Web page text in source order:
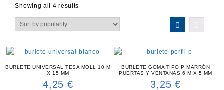
Showing all 4 results
BURLETE UNIVERSAL TESA MOLL 10 M
X 15 MM
4,25 €
BURLETE GOMA TIPO P MARRÓN
PUERTAS Y VENTANAS 6 M X 5 MM
3,25 €